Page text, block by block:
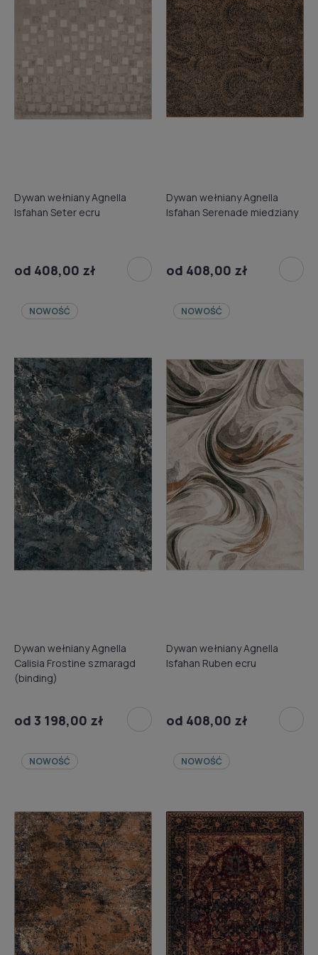
Dywan wełniany Agnella
Isfahan Seter ecru
od 408,00 zł
Dywan wełniany Agnella
Isfahan Serenade miedziany
od 408,00 zł
Dywan wełniany Agnella
Calisia Frostine szmaragd
(binding)
od 3 198,00 zł
NOWOŚĆ
Dywan wełniany Agnella
Isfahan Ruben ecru
od 408,00 zł
NOWOŚĆ
NOWOŚĆ NOWOŚĆ